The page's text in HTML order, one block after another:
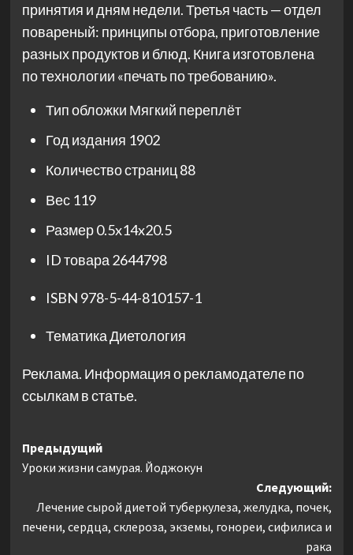
принятия и дням недели. Третья часть — отдел
повареный: принципы отбора, приготовление
разных продуктов и блюд. Книга изготовлена
по технологии «печать по требованию».
Тип обложки Мягкий переплёт
Год издания 1902
Количество страниц88
Вес 119
Размер0.5x14x20.5
ID товара 2644798
ISBN 978-5-44-810157-1
ТематикаДиетология
Реклама. Информация о рекламодателе по
ссылкам в статье.
Навигация
записи
Предыдущий
Уроки жизни самурая. Йоджокун
Следующий:
Лечение сырой диетой туберкулеза, желудка, почек,
печени, сердца, склероза, экземы, гонореи, сифилиса и
рака